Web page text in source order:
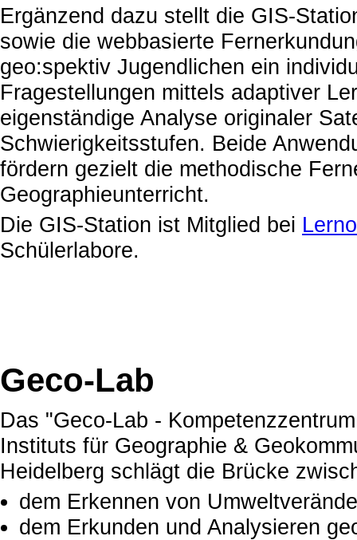
Ergänzend dazu stellt die GIS-
sowie die webbasierte
geo:spektiv Jugendlichen ein
Fragestellungen mittels adaptiver
eigenständige Analyse originaler
Schwierigkeitsstufen. Beide
fördern gezielt die methodische
Geographieunterricht.
Die GIS-Station ist Mitglied bei
Schülerlabore.
Geco-Lab
Das "Geco-Lab -
Instituts für Geographie &
Heidelberg schlägt die Brücke
dem Erkennen von
dem Erkunden und Analysieren